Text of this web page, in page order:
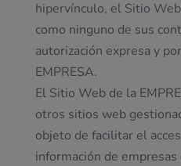
hipervínculo, el Sitio
como ninguno de sus
autorización expresa y
EMPRESA.
El Sitio Web de la
otros sitios web
objeto de facilitar el
información de empresas